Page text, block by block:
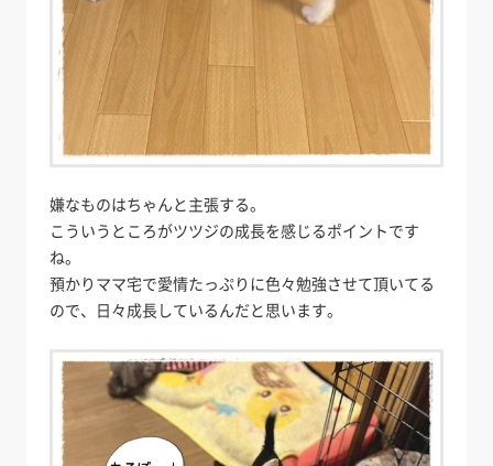
嫌なものはちゃんと主張する。
こういうところがツツジの成長を感じるポイントです
ね。
預かりママ宅で愛情たっぷりに色々勉強させて頂いてる
ので、日々成長しているんだと思います。